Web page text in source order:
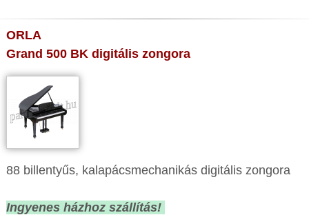
ORLA
Grand 500 BK digitális zongora
88 billentyűs, kalapácsmechanikás digitális zongora
Ingyenes házhoz szállítás!